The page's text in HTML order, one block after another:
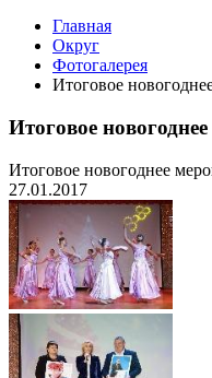
Главная
Округ
Фотогалерея
Итоговое
Итоговое
Итоговое новогоднее
27.01.2017